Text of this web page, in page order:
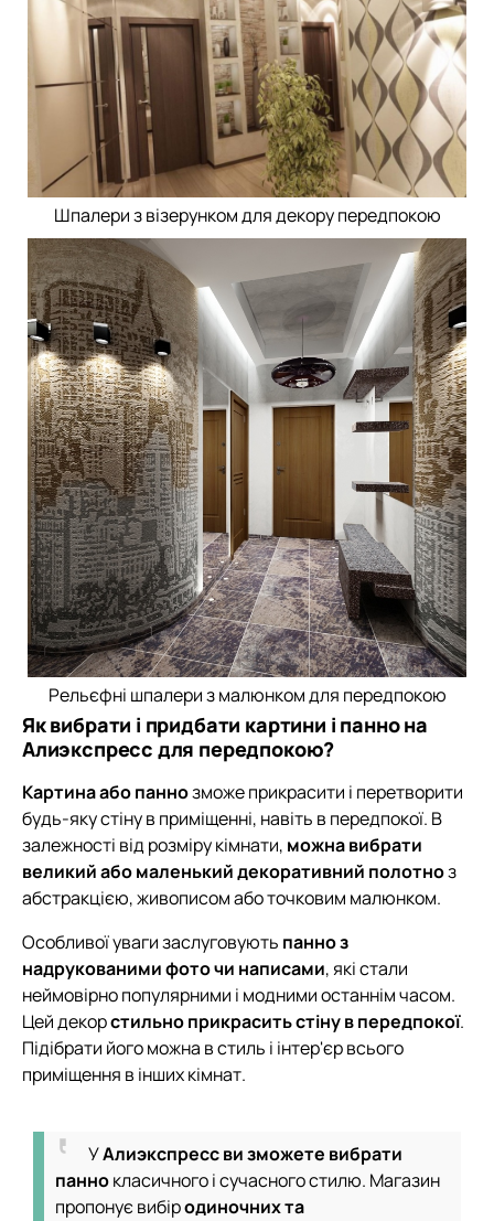
Шпалери з візерунком для декору передпокою
Рельєфні шпалери з малюнком для передпокою
Як вибрати і придбати картини і панно на
Алиэкспресс для передпокою?
Картина або паннозможе прикрасити і перетворити
будь-яку стіну в приміщенні, навіть в передпокої. В
залежності від розміру кімнати, можна вибрати
великий або маленький декоративний полотноз
абстракцією, живописом або точковим малюнком.
Особливої уваги заслуговують панно з
надрукованими фото чи написами, які стали
неймовірно популярними і модними останнім часом.
Цей декорстильно прикрасить стіну в передпокої.
Підібрати його можна в стиль і інтер'єр всього
приміщення в інших кімнат.
УАлиэкспресс ви зможете вибрати
паннокласичного і сучасного стилю. Магазин
пропонує вибіродиночних та